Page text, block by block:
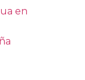
en